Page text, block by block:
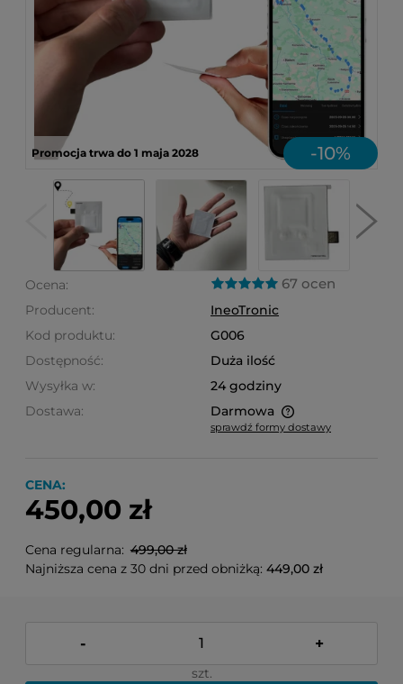
-10%
Promocja trwa do 1 maja 2028
Ocena: 67 ocen
Producent:
IneoTronic
Kod produktu:
G006
Dostępność:
Duża ilość
Wysyłka w:
24 godziny
Dostawa:
Darmowa
Cena nie zawiera ewentualnych kosztów płatności
sprawdź formy dostawy
CENA:
450,00 zł
Cena regularna: 499,00 zł
Najniższa cena z 30 dni przed obniżką: 449,00 zł
- +
szt.